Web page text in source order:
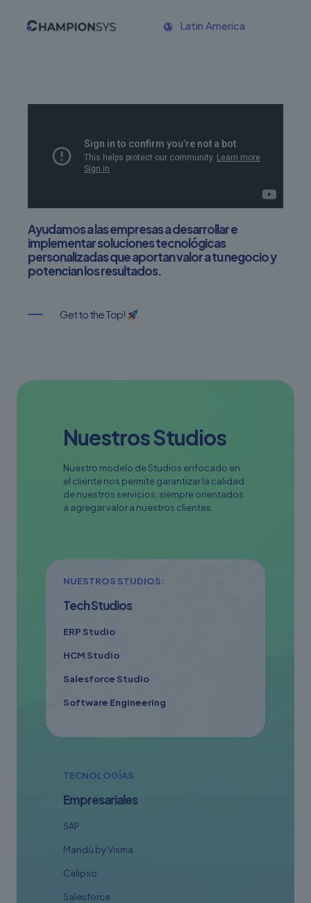
Latin America
Ayudamos a las empresas a desarrollar e
implementar soluciones tecnológicas
personalizadas que aportan valor a tu negocio y
potencian los resultados.
Get to the Top!
Nuestros Studios
Nuestro modelo de Studios enfocado en
el cliente nos permite garantizar la calidad
de nuestros servicios, siempre orientados
a agregar valor a nuestros clientes.
NUESTROS STUDIOS:
Tech Studios
ERP Studio
HCM Studio
Salesforce Studio
Software Engineering
TECNOLOGÍAS
Empresariales
SAP
Mandú by Visma
Calipso
Salesforce